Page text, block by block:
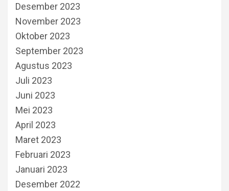
Desember 2023
November 2023
Oktober 2023
September 2023
Agustus 2023
Juli 2023
Juni 2023
Mei 2023
April 2023
Maret 2023
Februari 2023
Januari 2023
Desember 2022